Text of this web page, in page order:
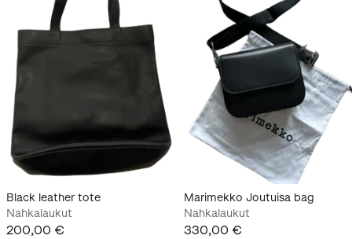
Black leather tote
Nahkalaukut
200,00 €
Marimekko Joutuisa bag
Nahkalaukut
330,00 €